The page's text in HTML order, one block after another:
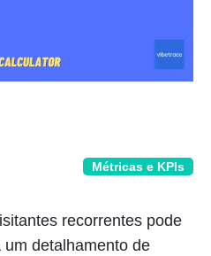
Métricas e KPIs
recorrentes pode
detalhamento de